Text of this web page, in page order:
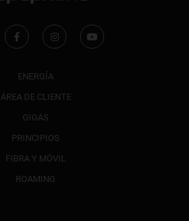
ENERGÍA
ÁREA DE CLIENTE
GIGAS
PRINCIPIOS
FIBRA Y MÓVIL
ROAMING